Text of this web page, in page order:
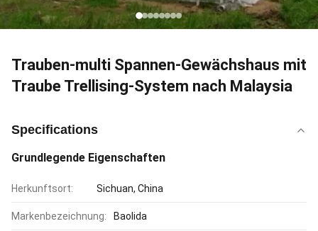
Trauben-multi Spannen-Gewächshaus mit
Traube Trellising-System nach Malaysia
Specifications
Grundlegende Eigenschaften
Herkunftsort: Sichuan, China
Markenbezeichnung: Baolida